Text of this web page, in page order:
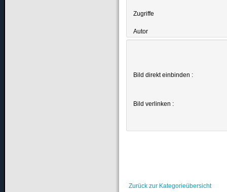
Zugriffe
Autor
Bild direkt einbinden :
Bild verlinken :
Zurück zur Kategorieübersicht